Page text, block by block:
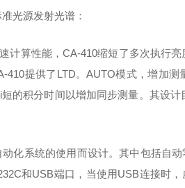
光源发射光谱：
计算性能，CA-410缩短了多次执行
410提供了LTD。AUTO模式，增加
的积分时间以增加同步测量。其设
化系统的使用而设计。其中包括自
和USB端口，当使用USB连接时